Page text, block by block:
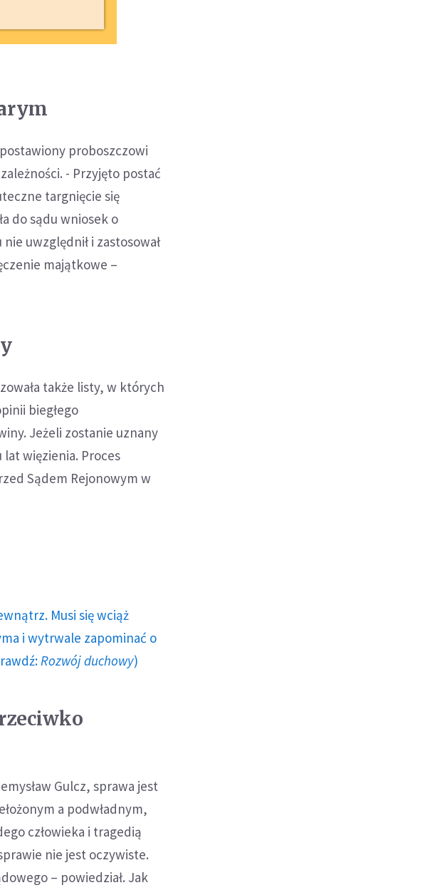
proboszczowi
- Przyjęto postać
targnięcie się
do sądu wniosek o
uwzględnił i zastosował
majątkowe –
także listy, w których
biegłego
Jeżeli zostanie uznany
więzienia. Proces
Sądem Rejonowym w
Musi się wciąż
i wytrwale zapominać o
Rozwój duchowy)
Gulcz, sprawa jest
a podwładnym,
człowieka i tragedią
nie jest oczywiste.
– powiedział. Jak